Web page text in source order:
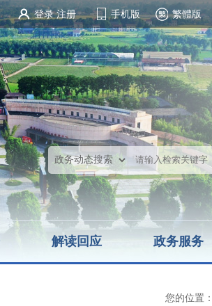
登录 注册 手机版 繁體版
解读回应 政务服务
您的位置：